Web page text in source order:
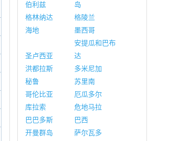
伯利兹
岛
格林纳达
格陵兰
海地
墨西哥
圣卢西亚
安提瓜和巴布
达
洪都拉斯
多米尼加
秘鲁
苏里南
哥伦比亚
厄瓜多尔
库拉索
危地马拉
巴巴多斯
巴西
开曼群岛
萨尔瓦多